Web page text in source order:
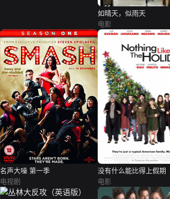
如晴天，似雨天
电影
名声大噪 第一季
电视剧
没有什么能比得上假期
电影